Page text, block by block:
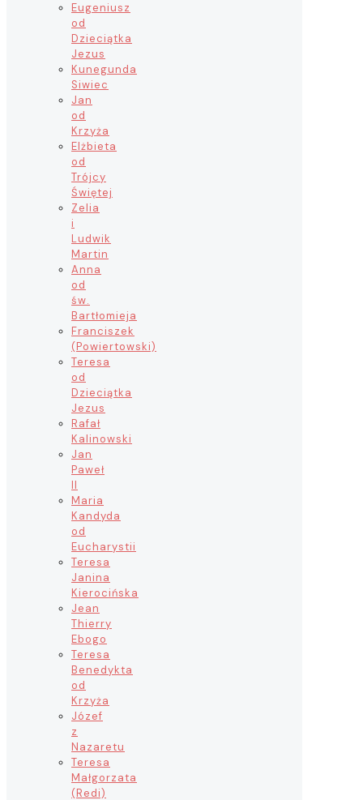
Eugeniusz
od
Dzieciątka
Jezus
Kunegunda
Siwiec
Jan
od
Krzyża
Elżbieta
od
Trójcy
Świętej
Zelia
i
Ludwik
Martin
Anna
od
św.
Bartłomieja
Franciszek
(Powiertowski)
Teresa
od
Dzieciątka
Jezus
Rafał
Kalinowski
Jan
Paweł
II
Maria
Kandyda
od
Eucharystii
Teresa
Janina
Kierocińska
Jean
Thierry
Ebogo
Teresa
Benedykta
od
Krzyża
Józef
z
Nazaretu
Teresa
Małgorzata
(Redi)